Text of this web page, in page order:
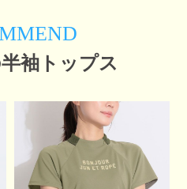
袖トップス